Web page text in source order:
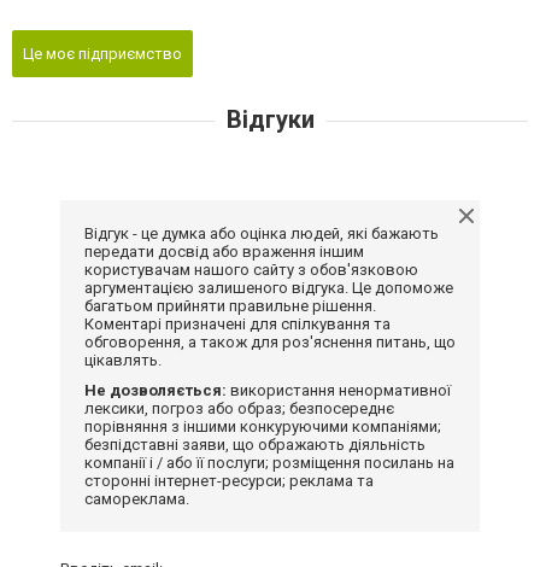
Це моє підприємство
Відгуки
Відгук - це думка або оцінка людей, які бажають
передати досвід або враження іншим
користувачам нашого сайту з обов'язковою
аргументацією залишеного відгука. Це допоможе
багатьом прийняти правильне рішення.
Коментарі призначені для спілкування та
обговорення, а також для роз'яснення питань, що
цікавлять.
Не дозволяється: використання ненормативної
лексики, погроз або образ; безпосереднє
порівняння з іншими конкуруючими компаніями;
безпідставні заяви, що ображають діяльність
компанії і / або її послуги; розміщення посилань на
сторонні інтернет-ресурси; реклама та
самореклама.